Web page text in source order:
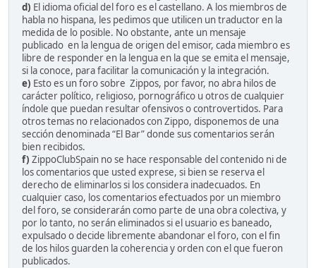
d) El idioma oficial del foro es el castellano. A los miembros de
habla no hispana, les pedimos que utilicen un traductor en la
medida de lo posible. No obstante, ante un mensaje
publicado en la lengua de origen del emisor, cada miembro es
libre de responder en la lengua en la que se emita el mensaje,
si la conoce, para facilitar la comunicación y la integración.
e) Esto es un foro sobre Zippos, por favor, no abra hilos de
carácter político, religioso, pornográfico u otros de cualquier
índole que puedan resultar ofensivos o controvertidos. Para
otros temas no relacionados con Zippo, disponemos de una
sección denominada “El Bar” donde sus comentarios serán
bien recibidos.
f) ZippoClubSpain no se hace responsable del contenido ni de
los comentarios que usted exprese, si bien se reserva el
derecho de eliminarlos si los considera inadecuados. En
cualquier caso, los comentarios efectuados por un miembro
del foro, se considerarán como parte de una obra colectiva, y
por lo tanto, no serán eliminados si el usuario es baneado,
expulsado o decide libremente abandonar el foro, con el fin
de los hilos guarden la coherencia y orden con el que fueron
publicados.